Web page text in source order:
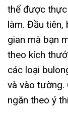
thể được
làm. Đầu tiên,
gian mà bạn
theo kích
các loại
và vào tường.
ngăn theo ý